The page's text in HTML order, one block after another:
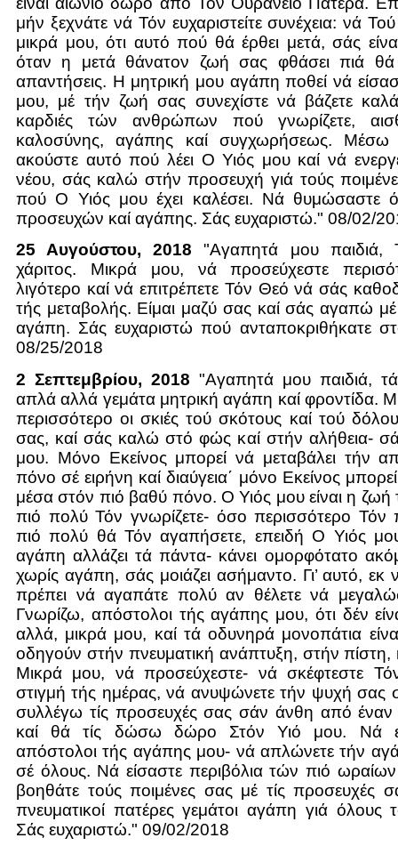
μήν ξεχνάτε νά Τόν ευχαριστείτε συνέχεια: νά
μικρά μου, ότι αυτό πού θά έρθει μετά, σάς
όταν η μετά θάνατον ζωή σας φθάσει πιά θά
απαντήσεις. Η μητρική μου αγάπη ποθεί νά
μου, μέ τήν ζωή σας συνεχίστε νά βάζετε
καρδιές τών ανθρώπων πού γνωρίζετε,
καλοσύνης, αγάπης καί συγχωρήσεως. Μέσω
ακούστε αυτό πού λέει Ο Υιός μου καί νά
νέου, σάς καλώ στήν προσευχή γιά τούς
πού Ο Υιός μου έχει καλέσει. Νά θυμώσαστε
προσευχών καί αγάπης. Σάς ευχαριστώ." 08/02/
25 Αυγούστου, 2018 "Αγαπητά μου παιδιά,
χάριτος. Μικρά μου, νά προσεύχεστε
λιγότερο καί νά επιτρέπετε Τόν Θεό νά σάς
τής μεταβολής. Είμαι μαζύ σας καί σάς αγαπώ
αγάπη. Σάς ευχαριστώ πού ανταποκριθήκατε
08/25/2018
2 Σεπτεμβρίου, 2018 "Αγαπητά μου παιδιά, τά
απλά αλλά γεμάτα μητρική αγάπη καί φροντίδα.
περισσότερο οι σκιές τού σκότους καί τού
σας, καί σάς καλώ στό φώς καί στήν αλήθεια-
μου. Μόνο Εκείνος μπορεί νά μεταβάλει τήν
πόνο σέ ειρήνη καί διαύγεια΄ μόνο Εκείνος
μέσα στόν πιό βαθύ πόνο. Ο Υιός μου είναι η
πιό πολύ Τόν γνωρίζετε- όσο περισσότερο Τόν
πιό πολύ θά Τόν αγαπήσετε, επειδή Ο Υιός
αγάπη αλλάζει τά πάντα- κάνει ομορφότατο
χωρίς αγάπη, σάς μοιάζει ασήμαντο. Γι’ αυτό, εκ
πρέπει νά αγαπάτε πολύ αν θέλετε νά
Γνωρίζω, απόστολοι τής αγάπης μου, ότι δέν
αλλά, μικρά μου, καί τά οδυνηρά μονοπάτια
οδηγούν στήν πνευματική ανάπτυξη, στήν πίστη,
Μικρά μου, νά προσεύχεστε- νά σκέφτεστε
στιγμή τής ημέρας, νά ανυψώνετε τήν ψυχή σας
συλλέγω τίς προσευχές σας σάν άνθη από
καί θά τίς δώσω δώρο Στόν Υιό μου. Νά
απόστολοι τής αγάπης μου- νά απλώνετε τήν
σέ όλους. Νά είσαστε περιβόλια τών πιό
βοηθάτε τούς ποιμένες σας μέ τίς προσευχές
πνευματικοί πατέρες γεμάτοι αγάπη γιά
Σάς ευχαριστώ." 09/02/2018